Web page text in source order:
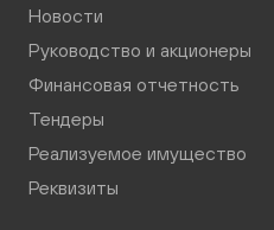
Новости
Руководство и акционеры
Финансовая отчетность
Тендеры
Реализуемое имущество
Реквизиты